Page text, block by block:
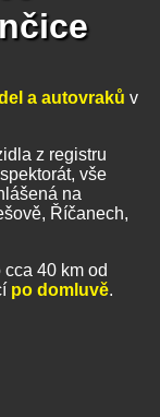
a autovraků v
z registru
vše
na
Říčanech,
40 km od
po domluvě.